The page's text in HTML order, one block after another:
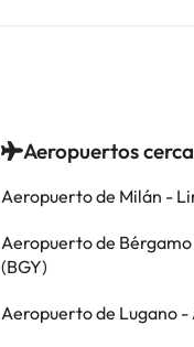
Aeropuertos
Aeropuerto de Milán -
Aeropuerto de
(BGY)
Aeropuerto de Lugano -